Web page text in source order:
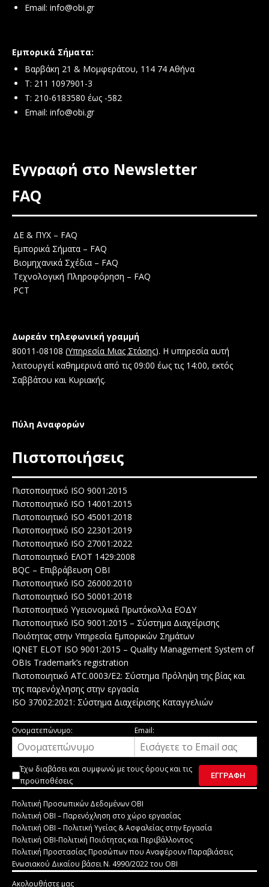
Email: info@obi.gr
Εμπορικά Σήματα:
Βαρβάκη 21 & Μομφεράτου, 114 74 Αθήνα
Τ: 211 1097901-3
T: 210-6183580 έως -582
Email: info@obi.gr
Εγγραφή στο Newsletter
FAQ
ΔΕ & ΠΥΧ – FAQ
Εμπορικά Σήματα – FAQ
Βιομηχανικά Σχέδια – FAQ
Τεχνολογική Πληροφόρηση – FAQ
PCT
Δωρεάν τηλεφωνική γραμμή
80011-08108 (Υπηρεσία Μιας Στάσης). Η υπηρεσία αυτή
λειτουργεί καθημερινά από τις 09:00 έως τις 14:00, εκτός
Σαββάτου και Κυριακής.
Πύλη Αναφορών
Πιστοποιήσεις
Πιστοποιητικό ISO 9001:2015
Πιστοποιητικό ISO 14001:2015
Πιστοποιητικό ISO 45001:2018
Πιστοποιητικό ISO 22301:2019
Πιστοποιητικό ISO 27001:2022
Πιστοποιητικό ΕΛΟΤ 1429:2008
BQC – Επιβράβευση ΟΒΙ
Πιστοποιητικό ISO 26000:2010
Πιστοποιητικό ISO 50001:2018
Πιστοποιητικό Υγειονομικά Πρωτόκολλα ΕΟΔΥ
Πιστοποιητικό ISO 9001:2015 – Σύστημα Διαχείρισης
Ποιότητας στην Υπηρεσία Εμπορικών Σημάτων
IQNET ELOT ISO 9001:2015 – Quality Management System of
OBIs Trademark’s registration
Πιστοποιητικό ATC.0003/E2: Σύστημα Πρόληψη της βίας και
της παρενόχλησης στην εργασία
ISO 37002:2021: Σύστημα Διαχείρισης Καταγγελιών
Ονοματεπώνυμο: Email:
Έχω διαβάσει και συμφωνώ με τους όρους και τις
προϋποθέσεις
Πολιτική Προσωπικών Δεδομένων ΟΒΙ
Πολιτική ΟΒΙ – Παρενόχληση στο χώρο εργασίας
Πολιτική ΟΒΙ – Πολιτική Υγείας & Ασφαλείας στην Εργασία
Πολιτική ΟΒΙ-Πολιτική Ποιότητας και Περιβάλλοντος
Πολιτική Προστασίας Προσώπων που Αναφέρουν Παραβιάσεις
Ενωσιακού Δικαίου βάσει Ν. 4990/2022 του ΟΒΙ
Ακολουθήστε μας